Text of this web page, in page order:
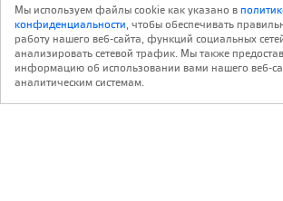
с 20 июля 1999 г.
Мы используем файлы cookie как указано в
конфиденциальности, чтобы обеспечивать
работу нашего веб-сайта, функций социальных
анализировать сетевой трафик. Мы также
информацию об использовании вами нашего веб-
аналитическим системам.